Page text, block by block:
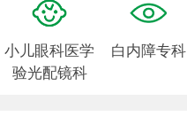
小儿眼科医学
验光配镜科
白内障专科